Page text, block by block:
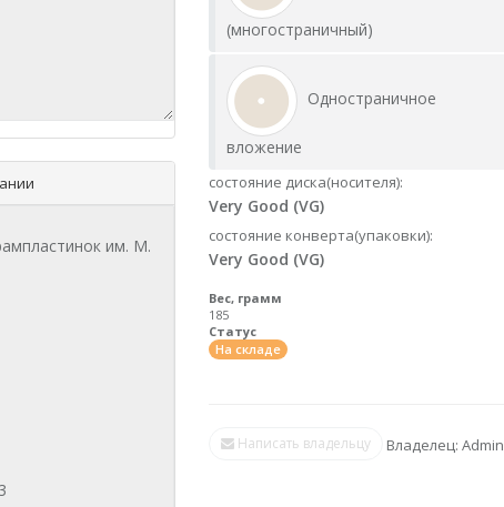
(многостраничный)
Одностраничное
вложение
состояние диска(носителя):
Very Good (VG)
состояние конверта(упаковки):
Very Good (VG)
Вес, грамм
185
Статус
На складе
Написать владельцу Владелец: Admin